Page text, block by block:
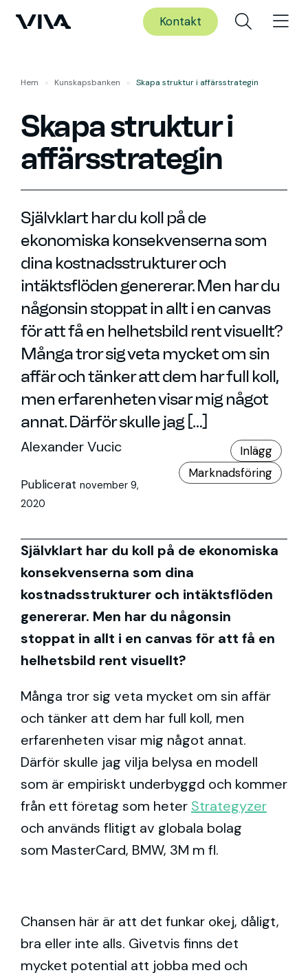
Kontakt
Hem » Kunskaps­banken » Skapa struktur i affärsstrategin
Skapa struktur i
affärsstrategin
Självklart har du koll på de
ekonomiska konsekvenserna som
dina kostnadsstrukturer och
intäktsflöden genererar. Men har du
någonsin stoppat in allt i en canvas
för att få en helhetsbild rent visuellt?
Många tror sig veta mycket om sin
affär och tänker att dem har full koll,
men erfarenheten visar mig något
annat. Därför skulle jag […]
Alexander Vucic
Publicerat november 9,
2020
Inlägg
Marknadsföring
Självklart har du koll på de ekonomiska
konsekvenserna som dina
kostnadsstrukturer och intäktsflöden
genererar. Men har du någonsin
stoppat in allt i en canvas för att få en
helhetsbild rent visuellt?
Många tror sig veta mycket om sin affär
och tänker att dem har full koll, men
erfarenheten visar mig något annat.
Därför skulle jag vilja belysa en modell
som är empiriskt underbyggd och kommer
från ett företag som heter Strategyzer
och används flitigt av globala bolag
som MasterCard, BMW, 3M m fl.
Chansen här är att det funkar okej, dåligt,
bra eller inte alls. Givetvis finns det
mycket potential att jobba med och